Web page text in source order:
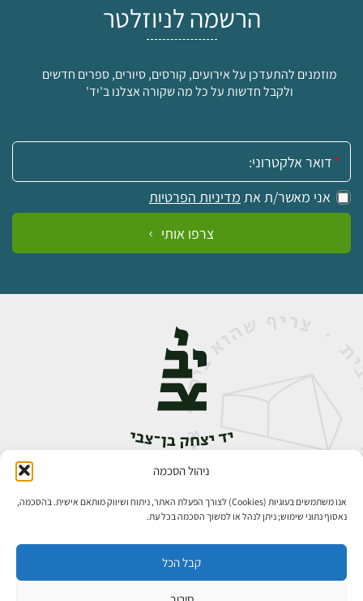
ניהול הסכמה
אנו משתמשים בעוגיות (Cookies) לצורך הפעלת האתר, ניתוח ושיווק מותאם אישית. בהסכמה,
נאסוף נתוני שימוש; ניתן לנהל או למשוך הסכמה בכל עת.
קבל הכל
הרשמה לניוזלטר
מוזמנים להתעדכן על אירועים, קורסים, סיורים, ספרים חדשים
ולקבל חדשות על כל מה שקורה אצלנו ב'יד'
אימייל:
אני מאשר/ת את מדיניות הפרטיות
צרפו אותי
אבן גבירול 14, רחביה, ירושלים